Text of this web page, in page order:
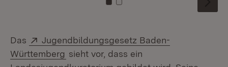
Zu Kachel: 0
Zu Kachel: 1
Das Extern:
Jugendbildungsgesetz Baden-
Württemberg (Öffnet in neuem Fenster)
sieht vor, dass ein